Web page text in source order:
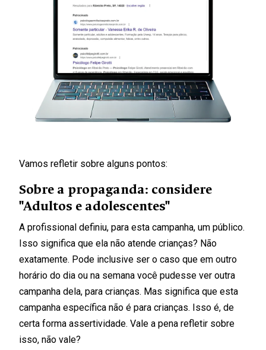
Vamos refletir sobre alguns pontos:
Sobre a propaganda: considere
"Adultos e adolescentes"
A profissional definiu, para esta campanha, um público.
Isso significa que ela não atende crianças? Não
exatamente. Pode inclusive ser o caso que em outro
horário do dia ou na semana você pudesse ver outra
campanha dela, para crianças. Mas significa que esta
campanha específica não é para crianças. Isso é, de
certa forma assertividade. Vale a pena refletir sobre
isso, não vale?